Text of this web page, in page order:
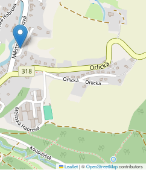
Leaflet|©OpenStreetMapcontributors